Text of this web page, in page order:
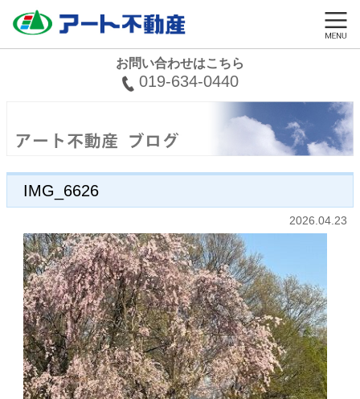
お問い合わせはこちら
019-634-0440
IMG_6626
2026.04.23